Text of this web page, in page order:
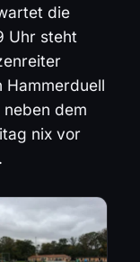
die
Uhr steht
Hammerduell
dem
nix vor